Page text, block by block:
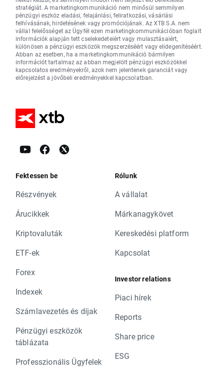
stratégiát. A marketingkommunikáció nem minősül semmilyen
pénzügyi eszköz eladási, felajánlási, feliratkozási, vásárlási
felhívásának, hirdetésének vagy promóciójának. Az XTB S.A. nem
vállal felelősséget az Ügyfél ezen marketingkommunikációban foglalt
információk alapján tett cselekedeteiért vagy mulasztásaiért,
különösen a pénzügyi eszközök megszerzéséért vagy elidegenítéséért.
Abban az esetben, ha a marketingkommunikáció bármilyen
információt tartalmaz az abban megjelölt pénzügyi eszközökkel
kapcsolatos eredményekről, azok nem jelentenek garanciát vagy
előrejelzést a jövőbeli eredményekkel kapcsolatban.
Fektessen be
Részvények
Árucikkek
Kriptovaluták
ETF-ek
Forex
Indexek
Számlavezetés és díjak
Pénzügyi eszközök
táblázata
Professzionális Ügyfelek
Rólunk
A vállalat
Márkanagykövet
Kereskedési platform
Kapcsolat
Investor relations
Piaci hírek
Reports
Share price
ESG